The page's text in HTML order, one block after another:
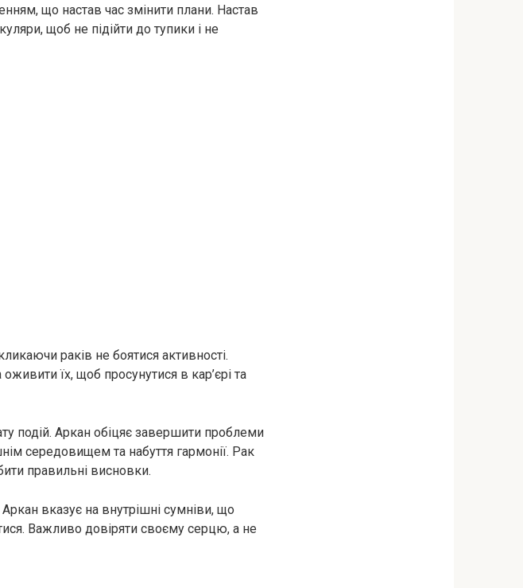
що настав час змінити плани. Настав
щоб не підійти до тупики і не
раків не боятися активності.
їх, щоб просунутися в кар’єрі та
подій. Аркан обіцяє завершити проблеми
середовищем та набуття гармонії. Рак
правильні висновки.
Аркан вказує на внутрішні сумніви, що
Важливо довіряти своєму серцю, а не